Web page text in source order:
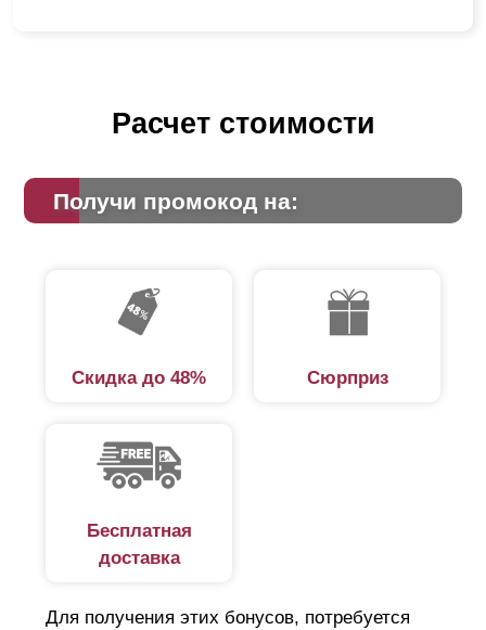
Расчет стоимости
Получи промокод на:
Скидка до 48% Сюрприз
Бесплатная
доставка
Для получения этих бонусов, потребуется